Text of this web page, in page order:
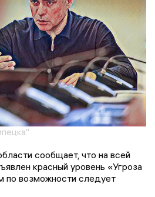
сообщает, что на всей
красный уровень «Угроза
по возможности следует